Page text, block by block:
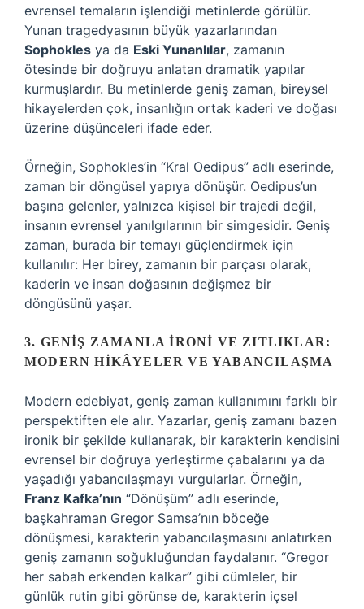
evrensel temaların işlendiği metinlerde görülür.
Yunan tragedyasının büyük yazarlarından
Sophokles ya da Eski Yunanlılar, zamanın
ötesinde bir doğruyu anlatan dramatik yapılar
kurmuşlardır. Bu metinlerde geniş zaman, bireysel
hikayelerden çok, insanlığın ortak kaderi ve doğası
üzerine düşünceleri ifade eder.
Örneğin, Sophokles’in “Kral Oedipus” adlı eserinde,
zaman bir döngüsel yapıya dönüşür. Oedipus’un
başına gelenler, yalnızca kişisel bir trajedi değil,
insanın evrensel yanılgılarının bir simgesidir. Geniş
zaman, burada bir temayı güçlendirmek için
kullanılır: Her birey, zamanın bir parçası olarak,
kaderin ve insan doğasının değişmez bir
döngüsünü yaşar.
3. GENIŞ ZAMANLA İRONI VE ZITLIKLAR:
MODERN HIKÂYELER VE YABANCILAŞMA
Modern edebiyat, geniş zaman kullanımını farklı bir
perspektiften ele alır. Yazarlar, geniş zamanı bazen
ironik bir şekilde kullanarak, bir karakterin kendisini
evrensel bir doğruya yerleştirme çabalarını ya da
yaşadığı yabancılaşmayı vurgularlar. Örneğin,
Franz Kafka’nın “Dönüşüm” adlı eserinde,
başkahraman Gregor Samsa’nın böceğe
dönüşmesi, karakterin yabancılaşmasını anlatırken
geniş zamanın soğukluğundan faydalanır. “Gregor
her sabah erkenden kalkar” gibi cümleler, bir
günlük rutin gibi görünse de, karakterin içsel